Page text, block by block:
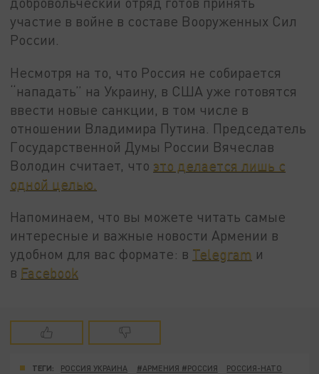
участие в войне в составе Вооруженных Сил
России.
Несмотря на то, что Россия не собирается
“нападать” на Украину, в США уже готовятся
ввести новые санкции, в том числе в
отношении Владимира Путина. Председатель
Государственной Думы России Вячеслав
Володин считает, что это делается лишь с
одной целью.
Напоминаем, что вы можете читать самые
интересные и важные новости Армении в
удобном для вас формате: в Telegram и
в Facebook
ТЕГИ: РОССИЯ УКРАИНА #АРМЕНИЯ #РОССИЯ
РОССИЯ-НАТО